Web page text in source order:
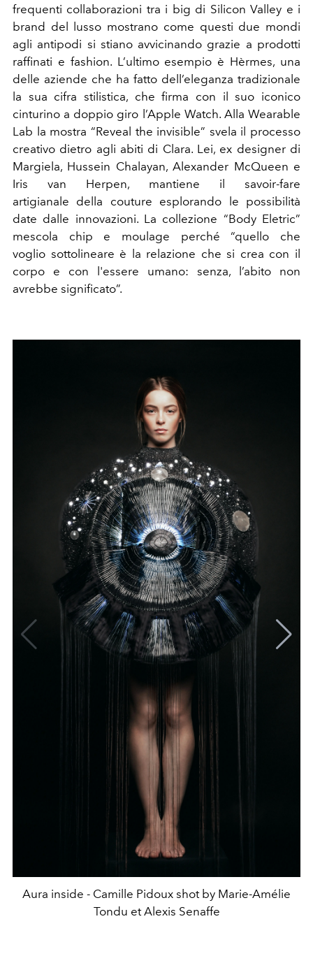
frequenti collaborazioni tra i big di Silicon Valley e i
brand del lusso mostrano come questi due mondi
agli antipodi si stiano avvicinando grazie a prodotti
raffinati e fashion. L’ultimo esempio è Hèrmes, una
delle aziende che ha fatto dell’eleganza tradizionale
la sua cifra stilistica, che firma con il suo iconico
cinturino a doppio giro l’Apple Watch. Alla Wearable
Lab la mostra “Reveal the invisible” svela il processo
creativo dietro agli abiti di Clara. Lei, ex designer di
Margiela, Hussein Chalayan, Alexander McQueen e
Iris van Herpen, mantiene il savoir-fare
artigianale della couture esplorando le possibilità
date dalle innovazioni. La collezione “Body Eletric”
mescola chip e moulage perché “quello che
voglio sottolineare è la relazione che si crea con il
corpo e con l'essere umano: senza, l’abito non
avrebbe significato”.
Aura inside - Camille Pidoux shot by Marie-Amélie
Tondu et Alexis Senaffe